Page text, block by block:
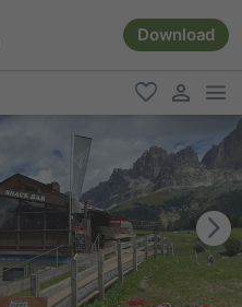
Download
favoriti
user link